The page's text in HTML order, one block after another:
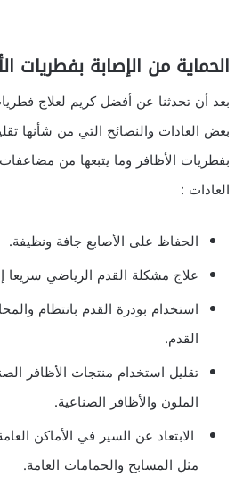
الحماية من الإصابة بفطريات
بعد أن تحدثنا عن أفضل كريم لعلاج
بعض العادات والنصائح التي من شأنها
بفطريات الأظافر وما يتبعها من
العادات :
الحفاظ على الأصابع جافة ونظيفة.
علاج مشكلة القدم الرياضي
استخدام بودرة القدم بانتظام
القدم.
تقليل استخدام منتجات الأظافر
الملون والأظافر الصناعية.
الابتعاد عن السير في الأماكن
مثل المسابح والحمامات العامة.